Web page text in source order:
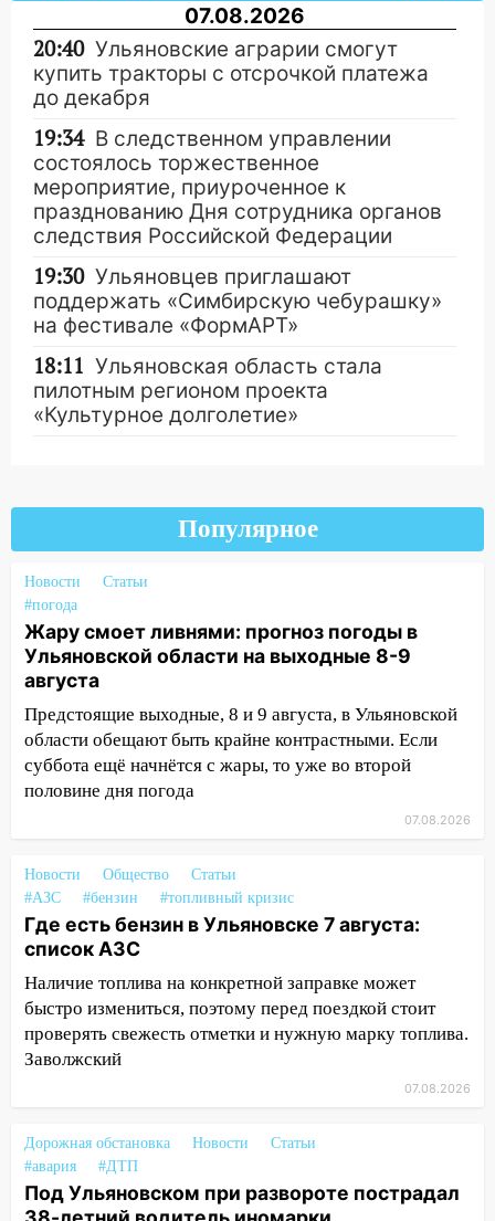
07.08.2026
20:40 Ульяновские аграрии смогут
купить тракторы с отсрочкой платежа
до декабря
19:34 В следственном управлении
состоялось торжественное
мероприятие, приуроченное к
празднованию Дня сотрудника органов
следствия Российской Федерации
19:30 Ульяновцев приглашают
поддержать «Симбирскую чебурашку»
на фестивале «ФормАРТ»
18:11 Ульяновская область стала
пилотным регионом проекта
«Культурное долголетие»
новых аппаратов ИВЛ
16:51 В Чердаклинском районе
ремонтируют дороги, ставят остановки
и проводят новое освещение
16:35
В Ульяновске установили ещё
девять бункеров для крупногабаритного
мусора
16:26 В Ульяновске бесплатно покажут
матч «Волги» под открытым небом
16:12 В Ульяновском госуниверситете
разработают отечественный прибор для
15:47
Ульяновцы могут вернуть деньги
за абонементы закрывшегося фитнес-
клуба «Рекорд-Fitness»
прокуратуры в селах Ульяновской
области привели в порядок детские
площадки
15:08 В Кузоватово после прокурорской
проверки обновили разметку на
пешеходных переходах
Популярное
Новости
Статьи
#погода
Жару смоет ливнями: прогноз погоды в
Ульяновской области на выходные 8-9
августа
Предстоящие выходные, 8 и 9 августа, в Ульяновской
области обещают быть крайне контрастными. Если
суббота ещё начнётся с жары, то уже во второй
половине дня погода
07.08.2026
Новости Общество
Статьи
#АЗС
#бензин #топливный кризис
Где есть бензин в Ульяновске 7 августа:
список АЗС
Наличие топлива на конкретной заправке может
быстро измениться, поэтому перед поездкой стоит
проверять свежесть отметки и нужную марку топлива.
Заволжский
07.08.2026
Дорожная обстановка Новости
Статьи
#авария
#ДТП
Под Ульяновском при развороте пострадал